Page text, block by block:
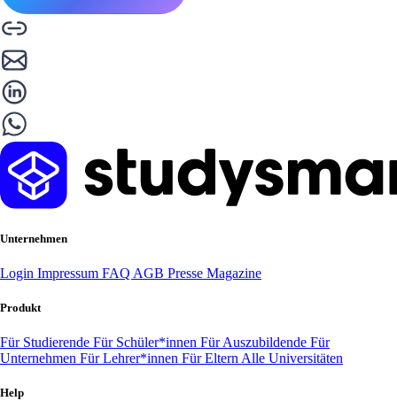
Unternehmen
Login Impressum FAQ AGB Presse Magazine
Produkt
Für Studierende Für Schüler*innen Für Auszubildende Für
Unternehmen Für Lehrer*innen Für Eltern Alle Universitäten
Help